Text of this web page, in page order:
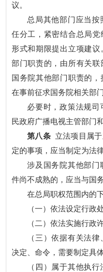
议。
总局其他部门应当
任分工，紧密结合总局
形式和期限提出立项建
部门职责的，由所有关联
国务院其他部门职责的
在事前征求国务院相关部
必要时，政策法规司
民政府广播电视主管部门
第八条 立法项目属
定的事项，应当制定为法
涉及国务院其他部门
件尚不成熟的，应当与国
在总局职权范围内的
（一）依法设定行政
（二）依法实施行政
（三）依据有关法
决定、命令，需要制定具
（四）属于其他执